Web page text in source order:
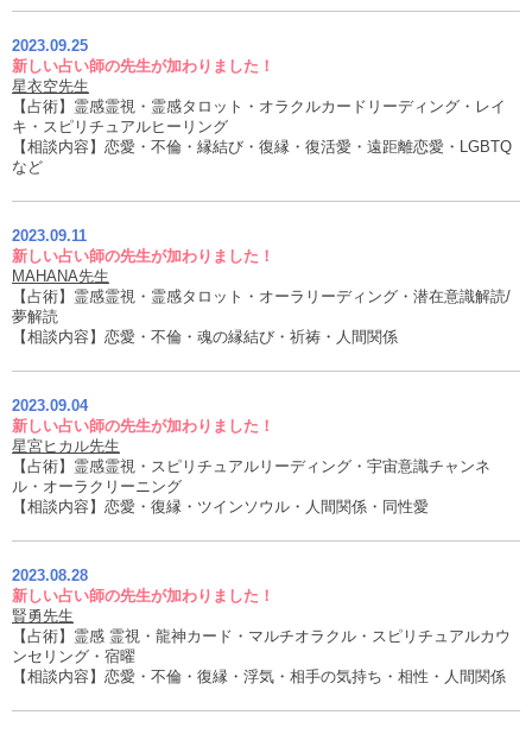
2023.09.25
新しい占い師の先生が加わりました！
星衣空先生
【占術】霊感霊視・霊感タロット・オラクルカードリーディング・レイ
キ・スピリチュアルヒーリング
【相談内容】恋愛・不倫・縁結び・復縁・復活愛・遠距離恋愛・LGBTQ
など
2023.09.11
新しい占い師の先生が加わりました！
MAHANA先生
【占術】霊感霊視・霊感タロット・オーラリーディング・潜在意識解読/
夢解読
【相談内容】恋愛・不倫・魂の縁結び・祈祷・人間関係
2023.09.04
新しい占い師の先生が加わりました！
星宮ヒカル先生
【占術】霊感霊視・スピリチュアルリーディング・宇宙意識チャンネ
ル・オーラクリーニング
【相談内容】恋愛・復縁・ツインソウル・人間関係・同性愛
2023.08.28
新しい占い師の先生が加わりました！
賢勇先生
【占術】霊感 霊視・龍神カード・マルチオラクル・スピリチュアルカウ
ンセリング・宿曜
【相談内容】恋愛・不倫・復縁・浮気・相手の気持ち・相性・人間関係